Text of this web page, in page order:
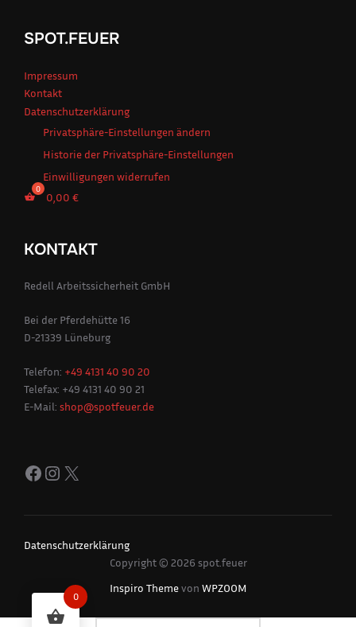
SPOT.FEUER
Impressum
Kontakt
Datenschutzerklärung
Privatsphäre-Einstellungen ändern
Historie der Privatsphäre-Einstellungen
Einwilligungen widerrufen
0,00 €
KONTAKT
Redell Arbeitssicherheit GmbH
Bei der Pferdehütte 16
D-21339 Lüneburg
Telefon: +49 4131 40 90 20
Telefax: +49 4131 40 90 21
E-Mail: shop@spotfeuer.de
Facebook
Instagram
X
Datenschutzerklärung
Copyright © 2026 spot.feuer
Inspiro Themevon WPZOOM
0